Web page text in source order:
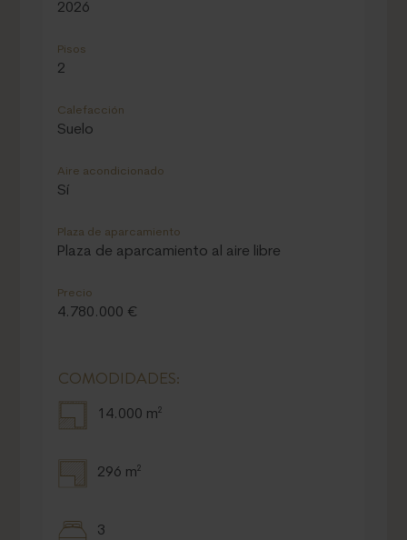
2026
Pisos
2
Calefacción
Suelo
Aire acondicionado
Sí
Plaza de aparcamiento
Plaza de aparcamiento al aire libre
Precio
4.780.000 €
COMODIDADES:
14.000 m²
296 m²
3